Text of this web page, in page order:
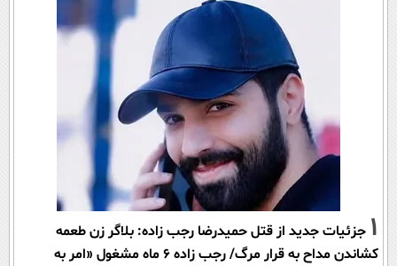
1 جزئیات جدید از قتل حمیدرضا رجب زاده: بلاگر زن طعمه
کشاندن مداح به قرار مرگ/ رجب زاده 6 ماه مشغول «امر به